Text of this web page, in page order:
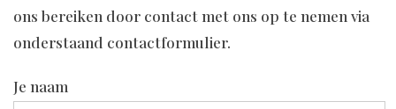
ons bereiken door contact met ons op te nemen via
onderstaand contactformulier.
Je naam